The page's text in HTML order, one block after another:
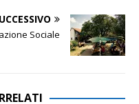
Sociale